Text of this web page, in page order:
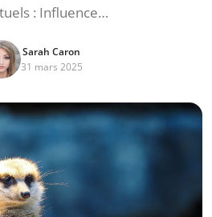
: Influence…
Sarah Caron
31 mars 2025